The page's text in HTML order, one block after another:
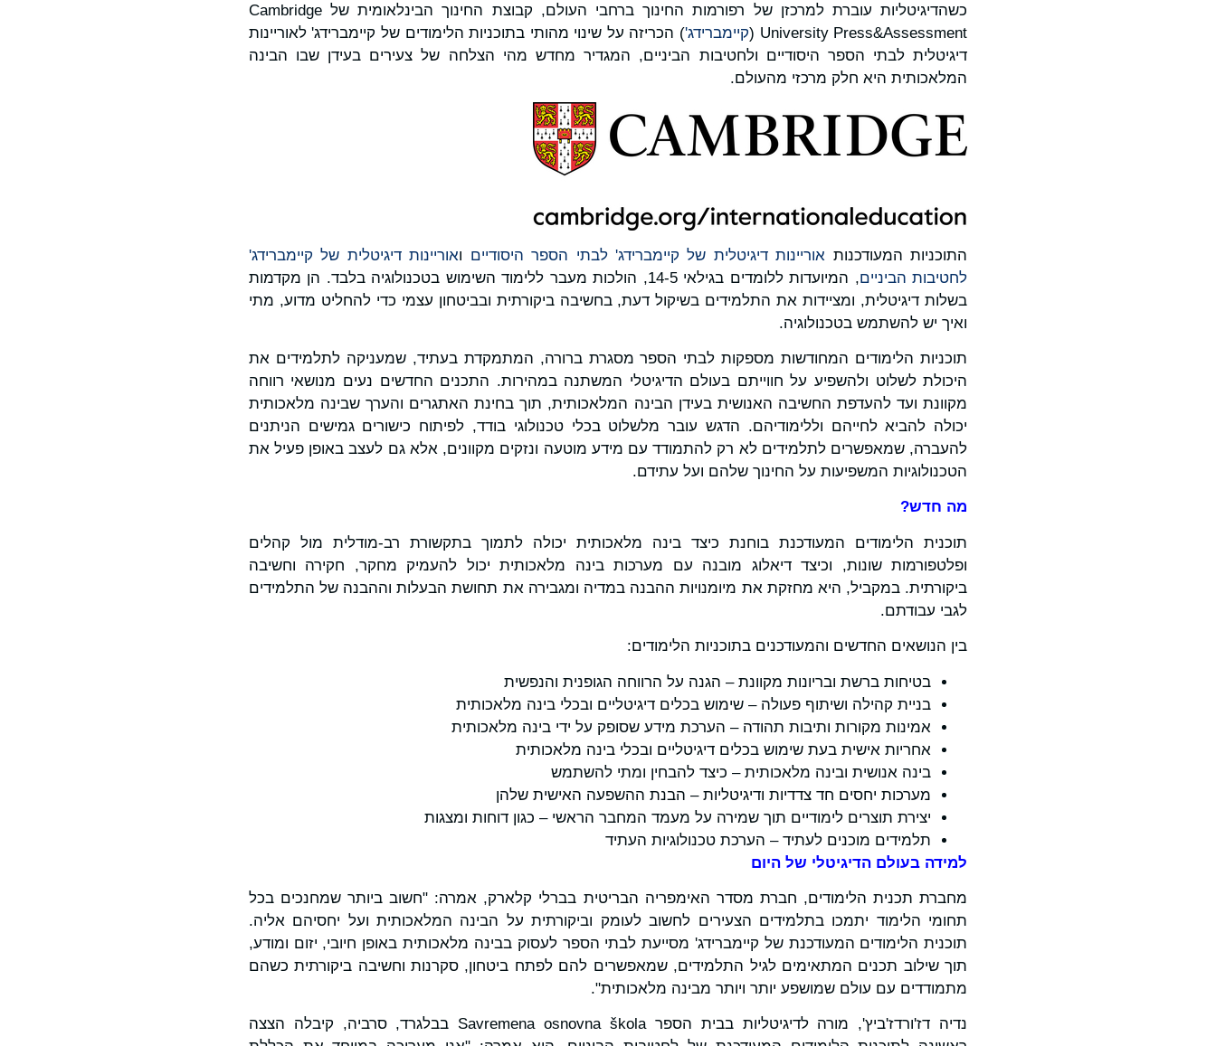
כשהדיגיטליות עוברת למרכזן של רפורמות החינוך ברחבי העולם, קבוצת החינוך הבינלאומית של Cambridge
University Press&Assessment (
קיימברידג') הכריזה על שינוי מהותי בתוכניות הלימודים של קיימברידג' לאוריינות
דיגיטלית לבתי הספר היסודיים ולחטיבות הביניים, המגדיר מחדש מהי הצלחה של צעירים בעידן שבו הבינה
המלאכותית היא חלק מרכזי מהעולם.
התוכניות המעודכנות אוריינות דיגיטלית של קיימברידג' לבתי הספר היסודיים ואוריינות דיגיטלית של קיימברידג'
לחטיבות הביניים
, המיועדות ללומדים בגילאי 5-‏14, הולכות מעבר ללימוד השימוש בטכנולוגיה בלבד. הן מקדמות
בשלות דיגיטלית, ומציידות את התלמידים בשיקול דעת, בחשיבה ביקורתית ובביטחון עצמי כדי להחליט מדוע, מתי
ואיך יש להשתמש בטכנולוגיה.
תוכניות הלימודים המחודשות מספקות לבתי הספר מסגרת ברורה, המתמקדת בעתיד, שמעניקה לתלמידים את
היכולת לשלוט ולהשפיע על חווייתם בעולם הדיגיטלי המשתנה במהירות. התכנים החדשים נעים מנושאי רווחה
מקוונת ועד להעדפת החשיבה האנושית בעידן הבינה המלאכותית, תוך בחינת האתגרים והערך שבינה מלאכותית
יכולה להביא לחייהם וללימודיהם. הדגש עובר מלשלוט בכלי טכנולוגי בודד, לפיתוח כישורים גמישים הניתנים
להעברה, שמאפשרים לתלמידים לא רק להתמודד עם מידע מוטעה ונזקים מקוונים, אלא גם לעצב באופן פעיל את
הטכנולוגיות המשפיעות על החינוך שלהם ועל עתידם.
מה חדש?
תוכנית הלימודים המעודכנת בוחנת כיצד בינה מלאכותית יכולה לתמוך בתקשורת רב‑מודלית מול קהלים
ופלטפורמות שונות, וכיצד דיאלוג מובנה עם מערכות בינה מלאכותית יכול להעמיק מחקר, חקירה וחשיבה
ביקורתית. במקביל, היא מחזקת את מיומנויות ההבנה במדיה ומגבירה את תחושת הבעלות וההבנה של התלמידים
לגבי עבודתם.
בין הנושאים החדשים והמעודכנים בתוכניות הלימודים:
בטיחות ברשת ובריונות מקוונת – הגנה על הרווחה הגופנית והנפשית
בניית קהילה ושיתוף פעולה – שימוש בכלים דיגיטליים ובכלי בינה מלאכותית
אמינות מקורות ותיבות תהודה – הערכת מידע שסופק על ידי בינה מלאכותית
אחריות אישית בעת שימוש בכלים דיגיטליים ובכלי בינה מלאכותית
בינה אנושית ובינה מלאכותית – כיצד להבחין ומתי להשתמש
מערכות יחסים חד צדדיות ודיגיטליות – הבנת ההשפעה האישית שלהן
יצירת תוצרים לימודיים תוך שמירה על מעמד המחבר הראשי – כגון דוחות ומצגות
תלמידים מוכנים לעתיד – הערכת טכנולוגיות העתיד
למידה בעולם הדיגיטלי של היום
מחברת תכנית הלימודים, חברת מסדר האימפריה הבריטית בברלי קלארק, אמרה: "חשוב ביותר שמחנכים בכל
תחומי הלימוד יתמכו בתלמידים הצעירים לחשוב לעומק וביקורתית על הבינה המלאכותית ועל יחסיהם אליה.
תוכנית הלימודים המעודכנת של קיימברידג' מסייעת לבתי הספר לעסוק בבינה מלאכותית באופן חיובי, יזום ומודע,
תוך שילוב תכנים המתאימים לגיל התלמידים, שמאפשרים להם לפתח ביטחון, סקרנות וחשיבה ביקורתית כשהם
מתמודדים עם עולם שמושפע יותר ויותר מבינה מלאכותית".
נדיה דז'ורדז'ביץ', מורה לדיגיטליות בבית הספר Savremena osnovna škola בבלגרד, סרביה, קיבלה הצצה